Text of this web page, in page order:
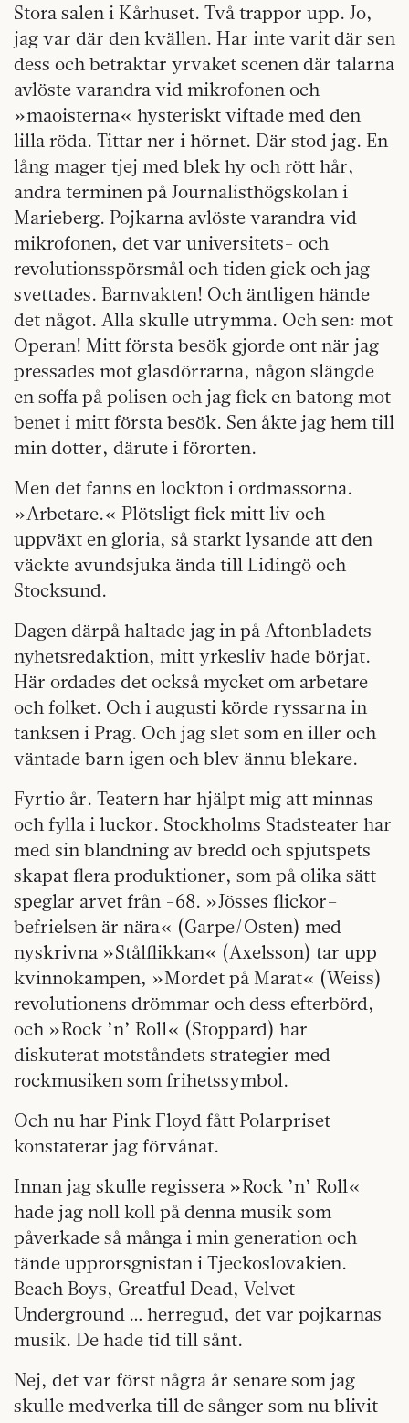
Stora salen i Kårhuset. Två trappor upp. Jo,
jag var där den kvällen. Har inte varit där sen
dess och betraktar yrvaket scenen där talarna
avlöste varandra vid mikrofonen och
»maoisterna« hysteriskt viftade med den
lilla röda. Tittar ner i hörnet. Där stod jag. En
lång mager tjej med blek hy och rött hår,
andra terminen på Journalisthögskolan i
Marieberg. Pojkarna avlöste varandra vid
mikrofonen, det var universitets- och
revolutionsspörsmål och tiden gick och jag
svettades. Barnvakten! Och äntligen hände
det något. Alla skulle utrymma. Och sen: mot
Operan! Mitt första besök gjorde ont när jag
pressades mot glasdörrarna, någon slängde
en soffa på polisen och jag fick en batong mot
benet i mitt första besök. Sen åkte jag hem till
min dotter, därute i förorten.
Men det fanns en lockton i ordmassorna.
»Arbetare.« Plötsligt fick mitt liv och
uppväxt en gloria, så starkt lysande att den
väckte avundsjuka ända till Lidingö och
Stocksund.
Dagen därpå haltade jag in på Aftonbladets
nyhetsredaktion, mitt yrkesliv hade börjat.
Här ordades det också mycket om arbetare
och folket. Och i augusti körde ryssarna in
tanksen i Prag. Och jag slet som en iller och
väntade barn igen och blev ännu blekare.
Fyrtio år. Teatern har hjälpt mig att minnas
och fylla i luckor. Stockholms Stadsteater har
med sin blandning av bredd och spjutspets
skapat flera produktioner, som på olika sätt
speglar arvet från -68. »Jösses flickor–
befrielsen är nära« (Garpe/Osten) med
nyskrivna »Stålflikkan« (Axelsson) tar upp
kvinnokampen, »Mordet på Marat« (Weiss)
revolutionens drömmar och dess efterbörd,
och »Rock ’n’ Roll« (Stoppard) har
diskuterat motståndets strategier med
rockmusiken som frihetssymbol.
Och nu har Pink Floyd fått Polarpriset
konstaterar jag förvånat.
Innan jag skulle regissera »Rock ’n’ Roll«
hade jag noll koll på denna musik som
påverkade så många i min generation och
tände upprorsgnistan i Tjeckoslovakien.
Beach Boys, Greatful Dead, Velvet
Underground … herregud, det var pojkarnas
musik. De hade tid till sånt.
Nej, det var först några år senare som jag
skulle medverka till de sånger som nu blivit